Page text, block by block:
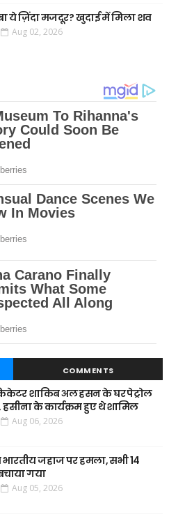
ये ज़िंदा मजदूर? खुदाई में मिला शव
Aug 02, 2026
COMMENTS
शाकिब अल हसन के घर पेट्रोल
के कार्यक्रम हुए थे शामिल
Aug 06, 2026
जहाज पर हमला, सभी 14
गया
Aug 05, 2026